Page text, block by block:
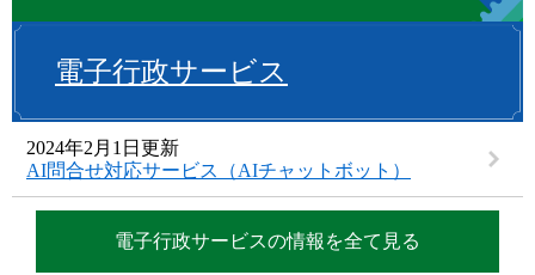
電子行政サービス
2024年2月1日更新
AI問合せ対応サービス（AIチャットボット）
電子行政サービスの情報を全て見る